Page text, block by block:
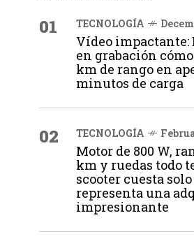
01 TECNOLOGÍA
Vídeo impactante:
en grabación
km de rango en
minutos de carga
02 TECNOLOGÍA
Motor de 800 W,
km y ruedas todo
scooter cuesta
representa una
impresionante